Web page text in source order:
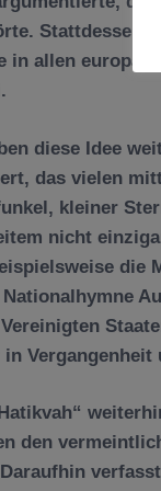
Stattdessen,
in allen
diese Idee
das vielen
kleiner
nicht
die
Vergangenheit
den